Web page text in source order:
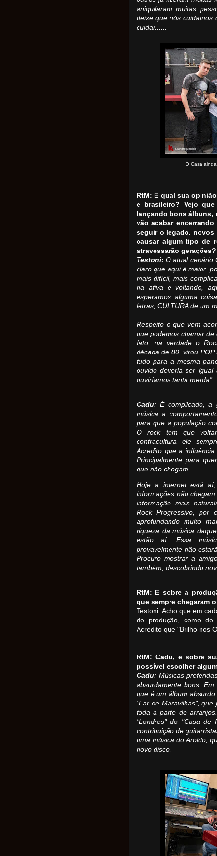
aniquilaram muitas
deixe que nós cuidamos
cuidar......
O Casa
RtM: E qual sua
e brasileiro? Vejo que
lançando bons álbuns,
vão acabar
seguir o legado, novos
causar algum tipo de
atravessarão
Testoni: O atual cenário
claro que aqui é maior,
mais difícil, mais
na ativa e voltando,
esperamos alguma
letras, CULTURA de um
Respeito o que vem
que podemos chamar
fato, na verdade o
década de 80, virou
tudo para a mesma
ouvido deveria ser igual
ouviríamos tanta merda”.
Cadu: É complicado, a
música a
para que a população
O rock tem que
contracultura ele
Acredito que a
Principalmente para
que não chegam.
Hoje a internet está
informações não
informação mais
Rock Progressivo, por
aprofundando muito
riqueza da música
estão aí. Essa
provavelmente não
Procuro mostrar a
também, descobrindo
RtM: E sobre a
que sempre chegaram
Testoni: Acho que em
de produção, como de
Acredito que "Brilho nos
RtM: Cadu, e sobre
possível escolher
Cadu:Músicas
absurdamente bons.
que é um álbum
"Lar de Maravilhas", que
toda a parte de
"Londres" do "Casa de
contribuição de
uma música do Aroldo,
novo disco.